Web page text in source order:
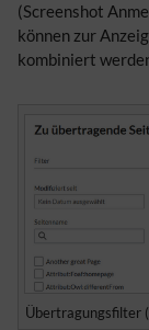
(Screenshot
können zur
kombiniert
Übertragungsfilter